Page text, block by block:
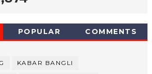
POPULAR COMMENTS
KABAR BANGLI